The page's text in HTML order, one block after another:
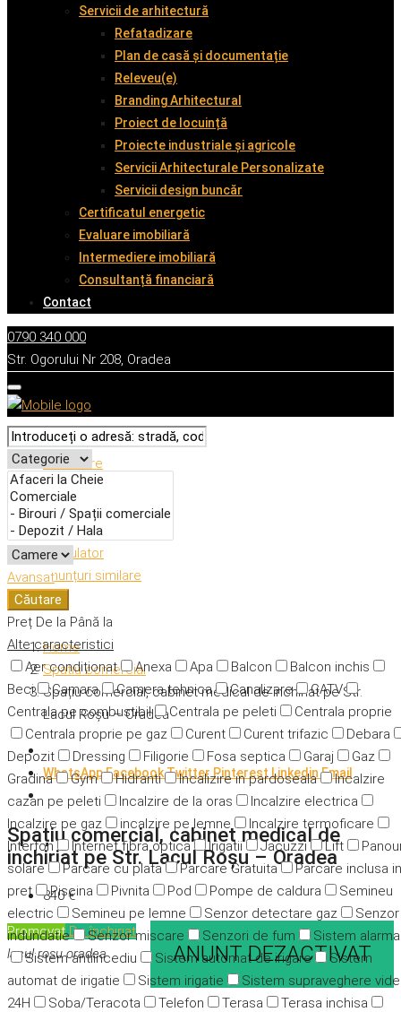
Servicii de arhitectură
Refatadizare
Plan de casă și documentație
Releveu(e)
Branding Arhitectural
Proiect de locuință
Proiecte industriale și agricole
Servicii Arhitecturale Personalizate
Servicii design buncăr
Certificatul energetic
Evaluare imobiliară
Intermediere imobiliară
Consultanță financiară
Contact
0790 340 000
Str. Ogorului Nr 208, Oradea
Avansat
Căutare
Preț De la Până la
Alte caracteristici
Aer condiționat
Anexa Apa Balcon
Balcon inchis
Beci
Camara Camera tehnica Canalizare
CATV
Centrala pe combustibil
Centrala pe peleti
Centrala proprie
Centrala proprie pe gaz
Curent Curent trifazic
Debara
Depozit
Dressing Filigorie Fosa septica Garaj
Gaz
Gradina
Gym Hidranti Incalizire in pardoseala
Incalzire
cazan pe peleti
Incalzire de la oras
Incalzire electrica
Incalzire pe gaz
incalzire pe lemne
Incalzire termoficare
Interfon
Internet fibra optica Irigatii Jacuzzi Lift
solare
Parcare cu plata Parcare Gratuita
Parcare inclusa in
pret
Piscina Pivnita Pod Pompe de caldura
Semineu
electric
Semineu pe lemne Senzor detectare gaz
Senzor
indundatie
Senzor miscare Senzori de fum
Sistem alarma
Sistem antiincediu
Sistem automat de irigare
Sistem
automat de irigatie
Sistem irigatie
Sistem supraveghere
24H
Soba/Teracota Telefon Terasa
Terasa inchisa
Descriere
Caracteristici
Adresă
Detalii
Calculator
Anunțuri similare
Home
Spatiu comercial
Spațiu comercial, cabinet medical de inchiriat pe Str.
Lacul Roșu – Oradea
WhatsAppFacebookTwitter Pinterest LinkedinEmail
Spațiu comercial, cabinet medical de
inchiriat pe Str. Lacul Roșu – Oradea
840 €
PromovatDe închiriat
ANUNT DEZACTIVAT
lacul rosu oradea